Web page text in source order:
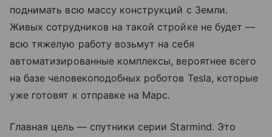
поднимать всю массу конструкций с Земли.
Живых сотрудников на такой стройке не будет —
всю тяжелую работу возьмут на себя
автоматизированные комплексы, вероятнее всего
на базе человекоподобных роботов Tesla, которые
уже готовят к отправке на Марс.
Главная цель — спутники серии Starmind. Это